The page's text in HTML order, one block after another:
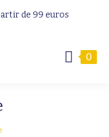
de 99 euros
0